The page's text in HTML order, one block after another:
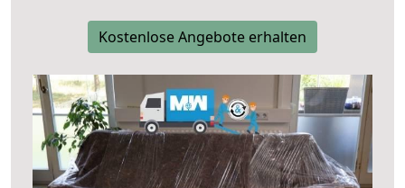
Kostenlose Angebote erhalten